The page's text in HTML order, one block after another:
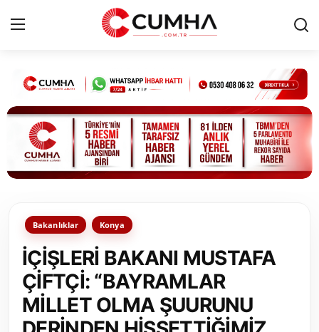
Kurumsal
Cumhurbaşkanlığı
Bakanlıklar
Siyasi Partiler
Yerel Yönetimler
Mülki İdare
Bakanlıklar Konya
İÇİŞLERİ BAKANI MUSTAFA
ÇİFTÇİ: “BAYRAMLAR
MİLLET OLMA ŞUURUNU